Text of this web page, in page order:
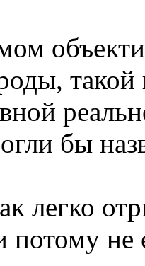
бы
легко
потому не